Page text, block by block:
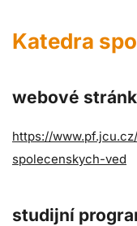
Katedra
webové
https://
spolecenskych-ved
studijní